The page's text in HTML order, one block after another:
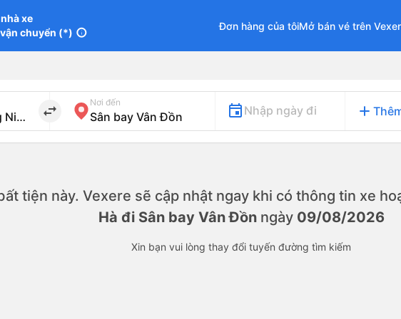
xe
chuyển (*) info
Đơn hàng của tôiMở bán vé trên
import_export
Nơi đến
Nhập ngày đi add
tiện này. Vexere sẽ cập nhật ngay khi có thông tin xe
Hà đi Sân bay Vân Đồnngày 09/08/2026
Xin bạn vui lòng thay đổi tuyến đường tìm kiếm